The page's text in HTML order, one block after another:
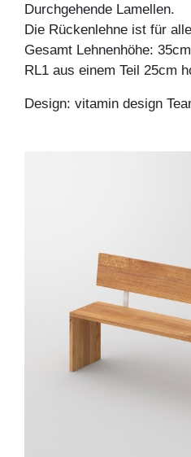
Durchgehende Lamellen.
Die Rückenlehne ist für
Gesamt Lehnenhöhe: 35cm
RL1 aus einem Teil 25cm
Design: vitamin design